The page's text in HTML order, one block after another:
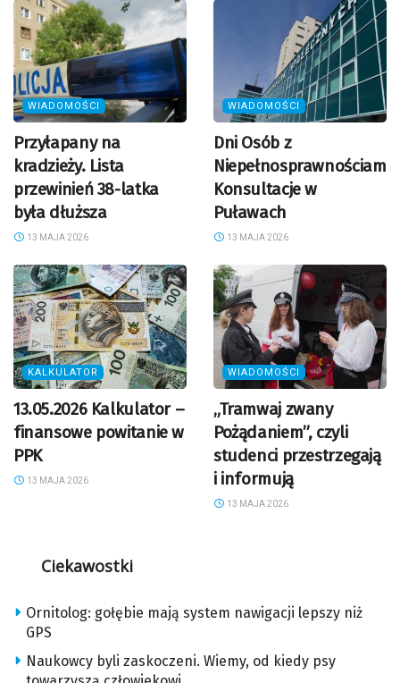
WIADOMOŚCI
Przyłapany na
kradzieży. Lista
przewinień 38-latka
była dłuższa
13 MAJA 2026
WIADOMOŚCI
Dni Osób z
Niepełnosprawnościami.
Konsultacje w
Puławach
13 MAJA 2026
KALKULATOR
13.05.2026 Kalkulator –
finansowe powitanie w
PPK
13 MAJA 2026
WIADOMOŚCI
„Tramwaj zwany
Pożądaniem”, czyli
studenci przestrzegają
i informują
13 MAJA 2026
Ciekawostki
Ornitolog: gołębie mają system nawigacji lepszy niż
GPS
Naukowcy byli zaskoczeni. Wiemy, od kiedy psy